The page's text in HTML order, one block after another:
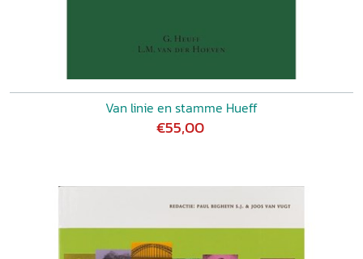
Van linie en stamme Hueff
€55,00